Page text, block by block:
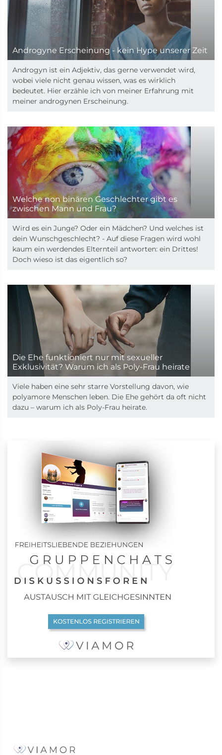
Androgyne Erscheinung - kein Hype unserer Zeit
Androgyn ist ein Adjektiv, das gerne verwendet wird,
wobei viele nicht genau wissen, was es wirklich
bedeutet. Hier erzähle ich von meiner Erfahrung mit
meiner androgynen Erscheinung.
Welche non binären Geschlechter gibt es
zwischen Mann und Frau?
Wird es ein Junge? Oder ein Mädchen? Und welches ist
dein Wunschgeschlecht? - Auf diese Fragen wird wohl
kaum ein werdendes Elternteil antworten: ein Drittes!
Doch wieso ist das eigentlich so?
Die Ehe funktioniert nur mit sexueller
Exklusivität? Warum ich als Poly-Frau heirate
Viele haben eine sehr starre Vorstellung davon, wie
polyamore Menschen leben. Die Ehe gehört da oft nicht
dazu – warum ich als Poly-Frau heirate.